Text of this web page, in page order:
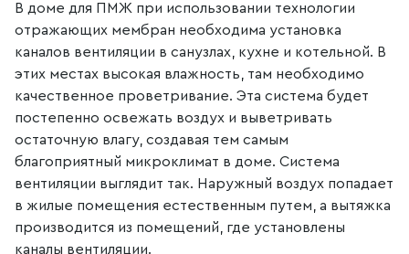
В доме для ПМЖ при использовании технологии
отражающих мембран необходима установка
каналов вентиляции в санузлах, кухне и котельной. В
этих местах высокая влажность, там необходимо
качественное проветривание. Эта система будет
постепенно освежать воздух и выветривать
остаточную влагу, создавая тем самым
благоприятный микроклимат в доме. Система
вентиляции выглядит так. Наружный воздух попадает
в жилые помещения естественным путем, а вытяжка
производится из помещений, где установлены
каналы вентиляции.